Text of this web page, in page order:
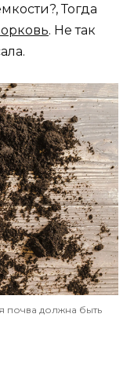
Тогда
. Не так
почва должна быть